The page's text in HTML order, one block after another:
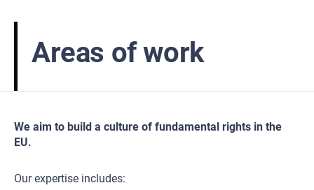
Areas of work
We aim to build a culture of fundamental rights in the
EU.
Our expertise includes: